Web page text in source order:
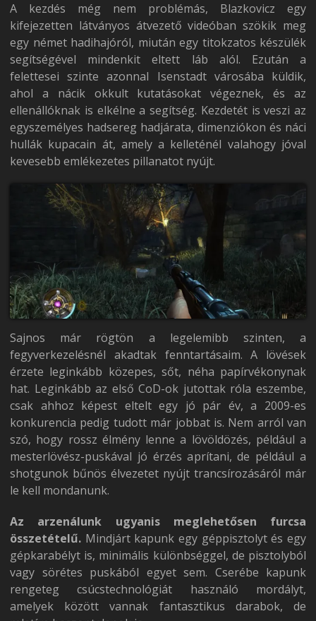
A kezdés még nem problémás, Blazkovicz egy
kifejezetten látványos átvezető videóban szökik meg
egy német hadihajóról, miután egy titokzatos készülék
segítségével mindenkit eltett láb alól. Ezután a
felettesei szinte azonnal Isenstadt városába küldik,
ahol a nácik okkult kutatásokat végeznek, és az
ellenállóknak is elkélne a segítség. Kezdetét is veszi az
egyszemélyes hadsereg hadjárata, dimenziókon és náci
hullák kupacain át, amely a kelleténél valahogy jóval
kevesebb emlékezetes pillanatot nyújt.
Sajnos már rögtön a legelemibb szinten, a
fegyverkezelésnél akadtak fenntartásaim. A lövések
érzete leginkább közepes, sőt, néha papírvékonynak
hat. Leginkább az első CoD-ok jutottak róla eszembe,
csak ahhoz képest eltelt egy jó pár év, a 2009-es
konkurencia pedig tudott már jobbat is. Nem arról van
szó, hogy rossz élmény lenne a lövöldözés, például a
mesterlövész-puskával jó érzés aprítani, de például a
shotgunok bűnös élvezetet nyújt trancsírozásáról már
le kell mondanunk.
Az arzenálunk ugyanis meglehetősen furcsa
összetételű. Mindjárt kapunk egy géppisztolyt és egy
gépkarabélyt is, minimális különbséggel, de pisztolyból
vagy sörétes puskából egyet sem. Cserébe kapunk
rengeteg csúcstechnológiát használó mordályt,
amelyek között vannak fantasztikus darabok, de